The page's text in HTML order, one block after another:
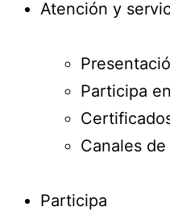
Atención y
Participa
Canales
Participa